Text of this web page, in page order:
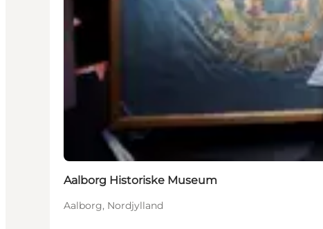
Aalborg Historiske Museum
Aalborg, Nordjylland